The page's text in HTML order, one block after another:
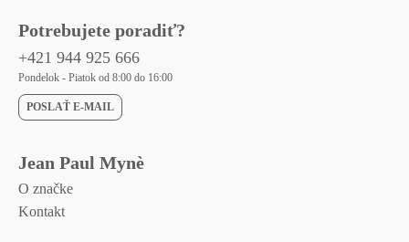
Potrebujete poradiť?
+421 944 925 666
Pondelok - Piatok od 8:00 do 16:00
POSLAŤ E-MAIL
Jean Paul Mynè
O značke
Kontakt